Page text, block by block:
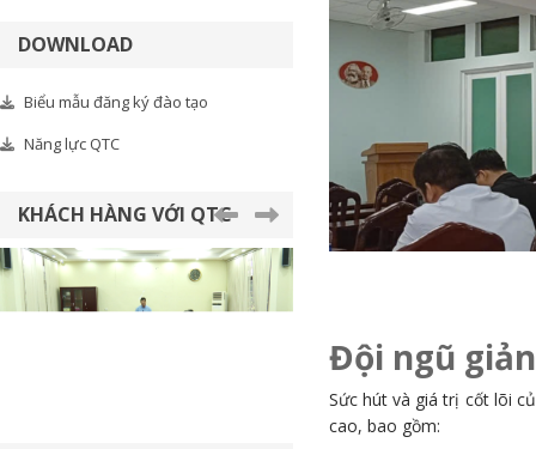
DOWNLOAD
Biểu mẫu đăng ký đào tạo
Năng lực QTC
KHÁCH HÀNG VỚI QTC
Đội ngũ
Sức hút và giá trị cốt lõi
cao, bao gồm: